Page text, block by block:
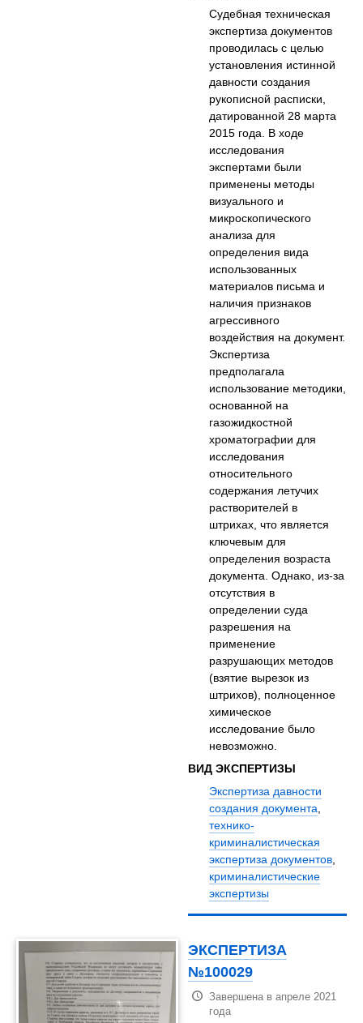
Судебная техническая
экспертиза документов
проводилась с целью
установления истинной
давности создания
рукописной расписки,
датированной 28 марта
2015 года. В ходе
исследования
экспертами были
применены методы
визуального и
микроскопического
анализа для
определения вида
использованных
материалов письма и
наличия признаков
агрессивного
воздействия на документ.
Экспертиза
предполагала
использование методики,
основанной на
газожидкостной
хроматографии для
исследования
относительного
содержания летучих
растворителей в
штрихах, что является
ключевым для
определения возраста
документа. Однако, из-за
отсутствия в
определении суда
разрешения на
применение
разрушающих методов
(взятие вырезок из
штрихов), полноценное
химическое
исследование было
невозможно.
ВИД ЭКСПЕРТИЗЫ
Экспертиза давности
создания документа,
технико-
криминалистическая
экспертиза документов,
криминалистические
экспертизы
ЭКСПЕРТИЗА
№100029
Завершена в апреле 2021
года